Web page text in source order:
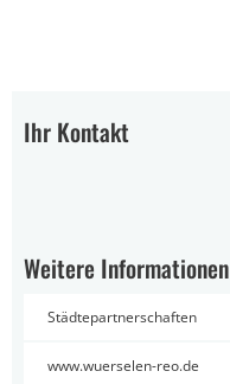
Ihr Kontakt
Weitere Informationen
Städtepartnerschaften
www.wuerselen-reo.de